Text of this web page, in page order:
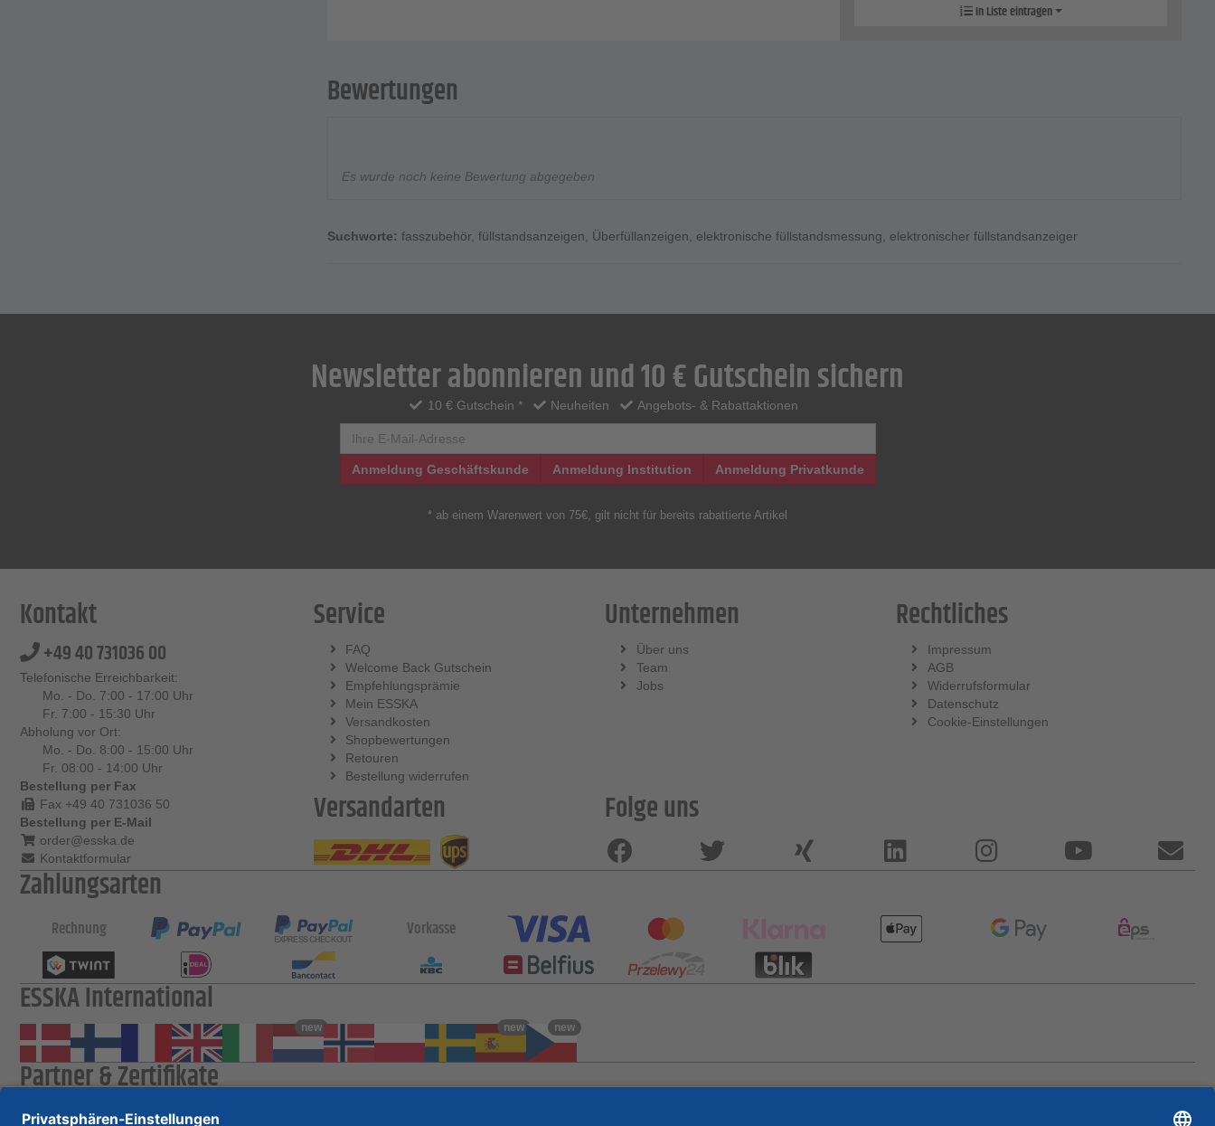
In Liste eintragen
Bewertungen
Es wurde noch keine Bewertung abgegeben
Suchworte: fasszubehör füllstandsanzeigen Überfüllanzeigen elektronische füllstandsmessung elektronischer füllstandsanzeiger
Newsletter abonnieren und 10 € Gutschein sichern
10 € Gutschein * Neuheiten Angebots- & Rabattaktionen
Anmeldung Geschäftskunde Anmeldung Institution Anmeldung Privatkunde
* ab einem Warenwert von 75€, gilt nicht für bereits rabattierte Artikel
Kontakt
+49 40 731036 00
Telefonische Erreichbarkeit:
Mo. - Do. 7:00 - 17:00 Uhr
Fr. 7:00 - 15:30 Uhr
Abholung vor Ort:
Mo. - Do. 8:00 - 15:00 Uhr
Fr. 08:00 - 14:00 Uhr
Bestellung per Fax
Fax +49 40 731036 50
Bestellung per E-Mail
order@esska.de
Kontaktformular
Service
FAQ
Welcome Back Gutschein
Empfehlungsprämie
Mein ESSKA
Versandkosten
Shopbewertungen
Retouren
Bestellung widerrufen
Unternehmen
Über uns
Team
Jobs
Rechtliches
Impressum
AGB
Widerrufsformular
Datenschutz
Cookie-Einstellungen
Versandarten
Folge uns
Zahlungsarten
Rechnung Vorkasse
ESSKA International
new new new
Partner & Zertifikate